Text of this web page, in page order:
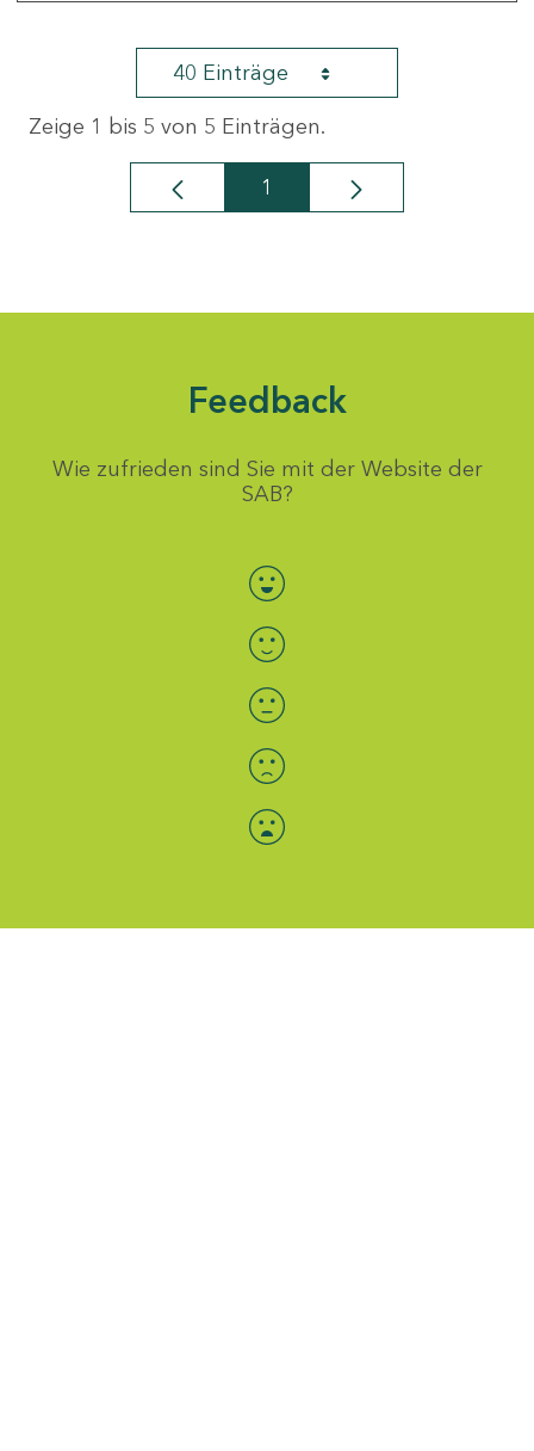
40 Einträge
Zeige 1 bis 5 von 5 Einträgen.
Seite
1
Feedback
Wie zufrieden sind Sie mit der Website der
SAB?
Bewertung auswählen